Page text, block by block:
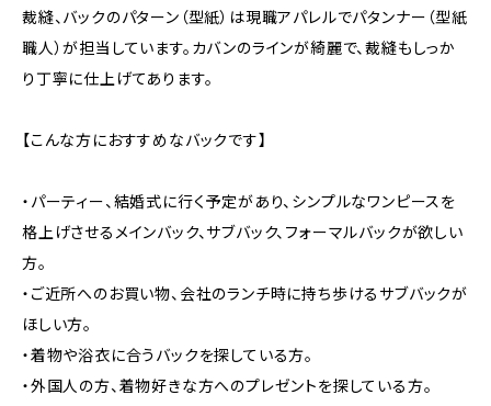
裁縫、バックのパターン（型紙）は現職アパレルでパタンナー（型紙
職人）が担当しています。カバンのラインが綺麗で、裁縫もしっか
り丁寧に仕上げてあります。
【こんな方におすすめなバックです】
・パーティー、結婚式に行く予定があり、シンプルなワンピースを
格上げさせるメインバック、サブバック、フォーマルバックが欲しい
方。
・ご近所へのお買い物、会社のランチ時に持ち歩けるサブバックが
ほしい方。
・着物や浴衣に合うバックを探している方。
・外国人の方、着物好きな方へのプレゼントを探している方。